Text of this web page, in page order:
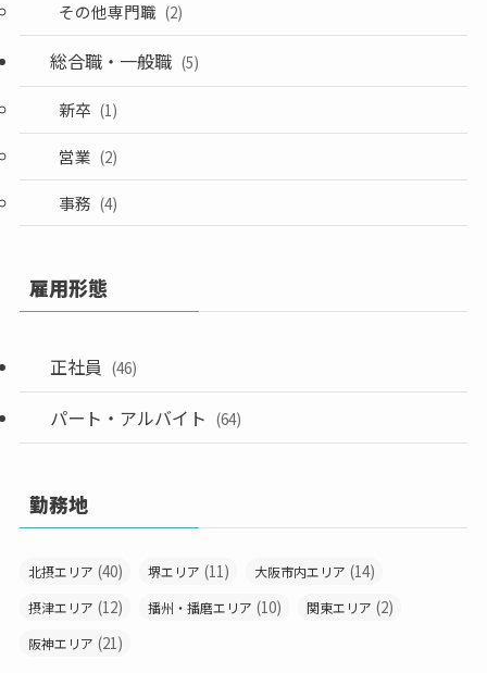
その他専門職 (2)
総合職・一般職 (5)
新卒 (1)
営業 (2)
事務 (4)
雇用形態
正社員 (46)
パート・アルバイト (64)
勤務地
北摂エリア (40) 堺エリア (11) 大阪市内エリア (14)
摂津エリア (12) 播州・播磨エリア (10) 関東エリア (2)
阪神エリア (21)